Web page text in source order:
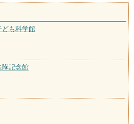
ども科学館
隊記念館